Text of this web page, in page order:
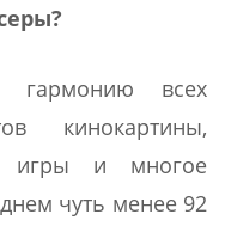
гармонию всех
кинокартины,
игры и многое
чуть менее 92